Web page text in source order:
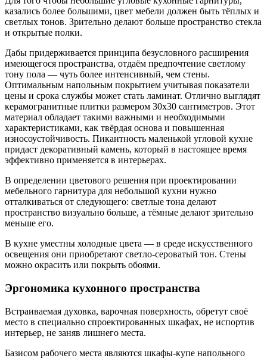
казались более большими, цвет мебели должен быть тёплых и
светлых тонов. Зрительно делают больше пространство стекла
и открытые полки.
Дабы придерживается принципа безусловного расширения
имеющегося пространства, отдаём предпочтение светлому
тону пола — чуть более интенсивный, чем стены.
Оптимальным напольным покрытием учитывая показатели
цены и срока службы может стать ламинат. Отлично выглядят
керамогранитные плитки размером 30х30 сантиметров. Этот
материал обладает такими важными и необходимыми
характеристиками, как твёрдая основа и повышенная
износоустойчивость. Пикантность маленькой угловой кухне
придаст декоративный камень, который в настоящее время
эффективно применяется в интерьерах.
В определении цветового решения при проектировании
мебельного гарнитура для небольшой кухни нужно
отталкиваться от следующего: светлые тона делают
пространство визуально больше, а тёмные делают зрительно
меньше его.
В кухне уместны холодные цвета — в среде искусственного
освещения они приобретают светло-сероватый тон. Стены
можно окрасить или покрыть обоями.
Эргономика кухонного пространства
Встраиваемая духовка, варочная поверхность, обретут своё
место в специально спроектированных шкафах, не испортив
интерьер, не заняв лишнего места.
Базисом рабочего места являются шкафы-купе напольного